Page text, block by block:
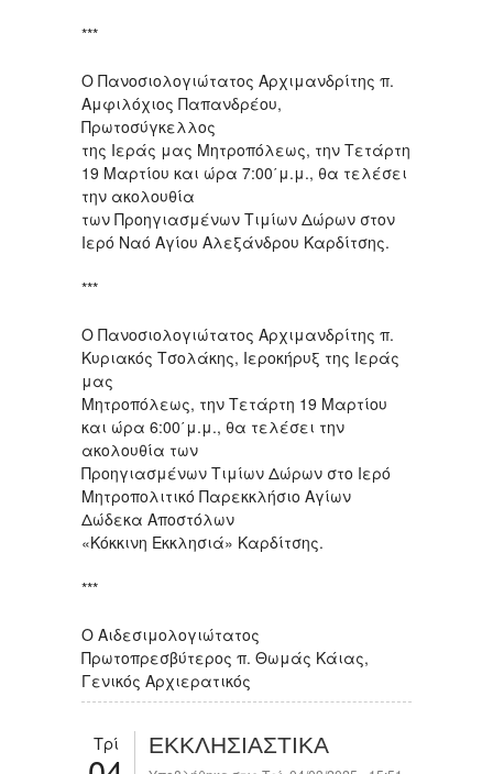
***
Ο Πανοσιολογιώτατος Αρχιμανδρίτης π.
Αμφιλόχιος Παπανδρέου,
Πρωτοσύγκελλος
της Ιεράς μας Μητροπόλεως, την Τετάρτη
19 Μαρτίου και ώρα 7:00΄μ.μ., θα τελέσει
την ακολουθία
των Προηγιασμένων Τιμίων Δώρων στον
Ιερό Ναό Αγίου Αλεξάνδρου Καρδίτσης.
***
Ο Πανοσιολογιώτατος Αρχιμανδρίτης π.
Κυριακός Τσολάκης, Ιεροκήρυξ της Ιεράς
μας
Μητροπόλεως, την Τετάρτη 19 Μαρτίου
και ώρα 6:00΄μ.μ., θα τελέσει την
ακολουθία των
Προηγιασμένων Τιμίων Δώρων στο Ιερό
Μητροπολιτικό Παρεκκλήσιο Αγίων
Δώδεκα Αποστόλων
«Κόκκινη Εκκλησιά» Καρδίτσης.
***
Ο Αιδεσιμολογιώτατος
Πρωτοπρεσβύτερος π. Θωμάς Κάιας,
Γενικός Αρχιερατικός
Τρί ΕΚΚΛΗΣΙΑΣΤΙΚΑ